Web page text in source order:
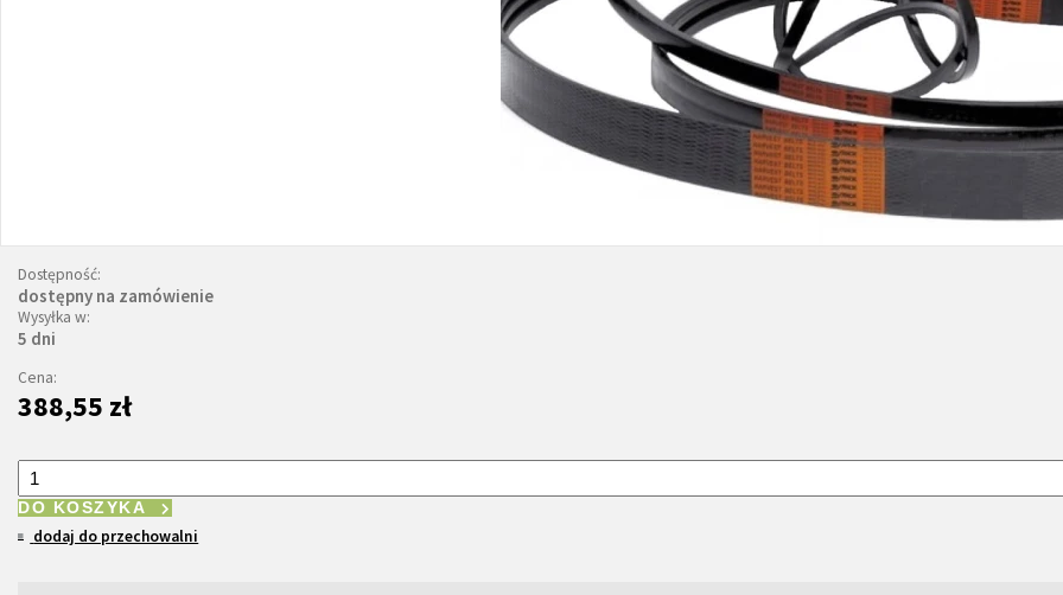
Dostępność:
dostępny na zamówienie
Wysyłka w:
5 dni
Cena:
388,55 zł
DO KOSZYKA
dodaj do przechowalni